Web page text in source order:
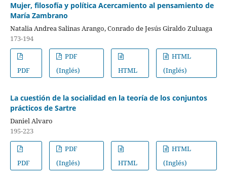
Mujer, filosofía y política Acercamiento al pensamiento de
María Zambrano
Natalia Andrea Salinas Arango, Conrado de Jesús Giraldo Zuluaga
173-194
PDF
PDF
(Inglés)
HTML
HTML
(Inglés)
La cuestión de la socialidad en la teoría de los conjuntos
prácticos de Sartre
Daniel Alvaro
195-223
PDF
PDF
(Inglés)
HTML
HTML
(Inglés)